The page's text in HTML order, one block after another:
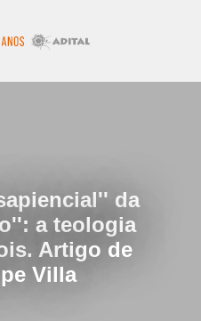
da
a teologia
Artigo de
Villa